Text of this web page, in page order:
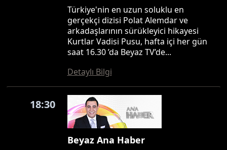
Türkiye'nin en uzun soluklu en
gerçekçi dizisi Polat Alemdar ve
arkadaşlarının sürükleyici hikayesi
Kurtlar Vadisi Pusu, hafta içi her gün
saat 16.30 ’da Beyaz TV’de...
Detaylı Bilgi
18:30
Beyaz Ana Haber